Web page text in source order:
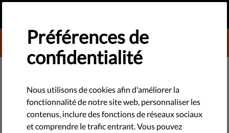
DONATE TO LIBERTIES
TECHNOLOGIES ET DROITS
Allemagne doit faire plus pour
les droits de la femme
Préférences de
confidentialité
Nous utilisons de cookies afin d'améliorer la
fonctionnalité de notre site web, personnaliser les
contenus, inclure des fonctions de réseaux sociaux
et comprendre le trafic entrant. Vous pouvez